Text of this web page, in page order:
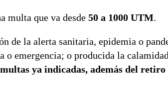
multa que va desde 50 a 1000 UTM.
de la alerta sanitaria, epidemia o
o emergencia; o producida la
ya indicadas, además del retiro